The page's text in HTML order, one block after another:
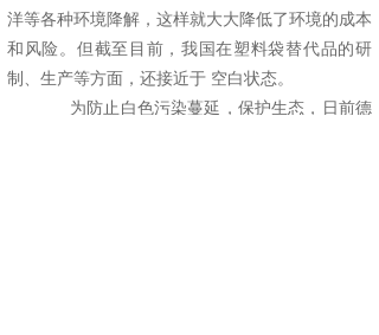
洋等各种环境降解，这样就大大降低了环境的成本
和风险。但截至目前，我国在塑料袋替代品的研
制、生产等方面，还接近于 空白状态。
为防止白色污染蔓延，保护生态，日前德